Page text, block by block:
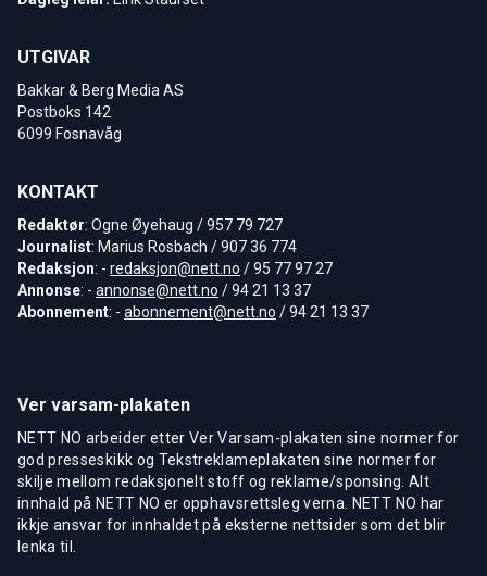
UTGIVAR
Bakkar & Berg Media AS
Postboks 142
6099 Fosnavåg
KONTAKT
Redaktør: Ogne Øyehaug / 957 79 727
Journalist: Marius Rosbach / 907 36 774
Redaksjon: - redaksjon@nett.no / 95 77 97 27
Annonse: - annonse@nett.no / 94 21 13 37
Abonnement: - abonnement@nett.no / 94 21 13 37
Ver varsam-plakaten
NETT NO arbeider etter Ver Varsam-plakaten sine normer for
god presseskikk og Tekstreklameplakaten sine normer for
skilje mellom redaksjonelt stoff og reklame/sponsing. Alt
innhald på NETT NO er opphavsrettsleg verna. NETT NO har
ikkje ansvar for innhaldet på eksterne nettsider som det blir
lenka til.